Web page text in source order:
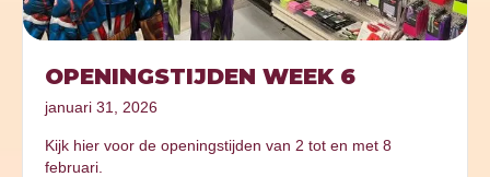
OPENINGSTIJDEN WEEK 6
januari 31, 2026
Kijk hier voor de openingstijden van 2 tot en met 8
februari.